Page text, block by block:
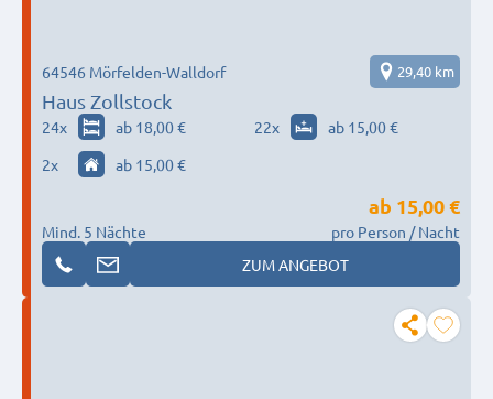
Haus Zollstock
64546 Mörfelden-Walldorf 29,40 km
24x ab 18,00 € 22x
ab 15,00 €
2x ab 15,00 €
Mind. 5 Nächte
ab 15,00 €
pro Person / Nacht
ZUM ANGEBOT